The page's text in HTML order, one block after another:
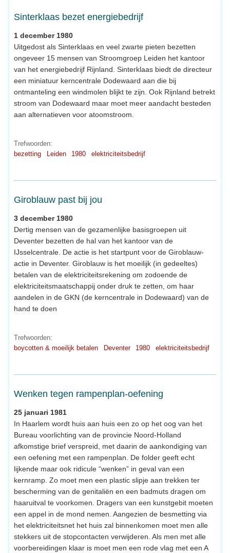
Sinterklaas bezet energiebedrijf
1 december 1980
Uitgedost als Sinterklaas en veel zwarte pieten bezetten
ongeveer 15 mensen van Stroomgroep Leiden het kantoor
van het energiebedrijf Rijnland. Sinterklaas biedt de directeur
een miniatuur kerncentrale Dodewaard aan die bij
ontmanteling een windmolen blijkt te zijn. Ook Rijnland betrekt
stroom van Dodewaard maar moet meer aandacht besteden
aan alternatieven voor atoomstroom.
Trefwoorden:
bezetting
Leiden 1980 elektriciteitsbedrijf
Giroblauw past bij jou
3 december 1980
Dertig mensen van de gezamenlijke basisgroepen uit
Deventer bezetten de hal van het kantoor van de
IJsselcentrale. De actie is het startpunt voor de Giroblauw-
actie in Deventer. Giroblauw is het moeilijk (in gedeeltes)
betalen van de elektriciteitsrekening om zodoende de
elektriciteitsmaatschappij onder druk te zetten, om haar
aandelen in de GKN (de kerncentrale in Dodewaard) van de
hand te doen
Trefwoorden:
boycotten & moeilijk betalen
Deventer 1980 elektriciteitsbedrijf
Wenken tegen rampenplan-oefening
25 januari 1981
In Haarlem wordt huis aan huis een zo op het oog van het
Bureau voorlichting van de provincie Noord-Holland
afkomstige brief verspreid, met daarin de aankondiging van
een oefening met een rampenplan. De folder geeft echt
lijkende maar ook ridicule “wenken” in geval van een
kernramp. Zo moet men een plastic slipje aan trekken ter
bescherming van de genitaliën en een badmuts dragen om
haaruitval te voorkomen. Dragers van een kunstgebit moeten
een appel in de mond nemen. Aangezien de besmetting via
het elektriciteitsnet het huis zal binnenkomen moet men alle
stekkers uit de stopcontacten verwijderen. Als men met alle
voorbereidingen klaar is moet men een rode vlag met een A